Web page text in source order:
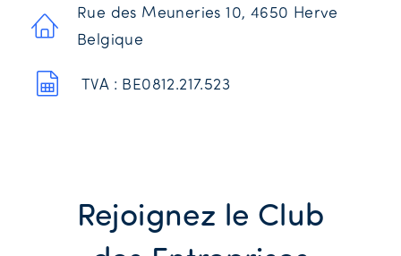
Rue des Meuneries 10, 4650 Herve
Belgique
TVA : BE0812.217.523
Rejoignez le Club